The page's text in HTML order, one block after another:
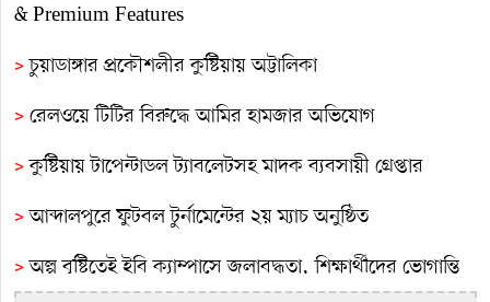
& Premium Features
>চুয়াডাঙ্গার প্রকৌশলীর কুষ্টিয়ায় অট্টালিকা
> রেলওয়ে টিটির বিরুদ্ধে আমির হামজার অভিযোগ
>কুষ্টিয়ায় টাপেন্টাডল ট্যাবলেটসহ মাদক ব্যবসায়ী গ্রেপ্তার
>আব্দালপুরে ফুটবল টুর্নামেন্টের ২য় ম্যাচ অনুষ্ঠিত
>অল্প বৃষ্টিতেই ইবি ক্যাম্পাসে জলাবদ্ধতা, শিক্ষার্থীদের ভোগান্তি